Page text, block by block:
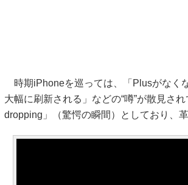
時期iPhoneを巡っては、「Plusがなく
大幅に刷新される」などの“噂”が散見さ
dropping」（驚愕の瞬間）としており、